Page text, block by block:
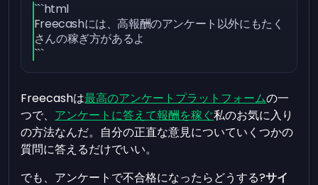
```html
Freecashには、高報酬のアンケート以外にもたく
さんの稼ぎ方があるよ
```
Freecashは最高のアンケートプラットフォームの一
つで、 アンケートに答えて報酬を稼ぐ私のお気に入り
の方法なんだ。自分の正直な意見についていくつかの
質問に答えるだけでいい。
でも、アンケートで不合格になったらどうする?サイ